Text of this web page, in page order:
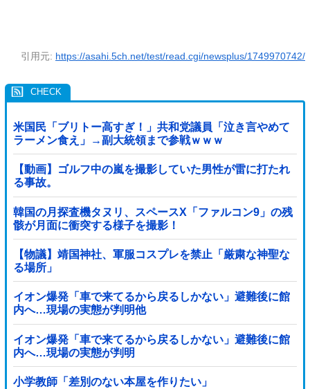
引用元: https://asahi.5ch.net/test/read.cgi/newsplus/1749970742/
米国民「ブリトー高すぎ！」共和党議員「泣き言やめて
ラーメン食え」→副大統領まで参戦ｗｗｗ
【動画】ゴルフ中の嵐を撮影していた男性が雷に打たれ
る事故。
韓国の月探査機タヌリ、スペースX「ファルコン9」の残
骸が月面に衝突する様子を撮影！
【物議】靖国神社、軍服コスプレを禁止「厳粛な神聖な
る場所」
イオン爆発「車で来てるから戻るしかない」避難後に館
内へ…現場の実態が判明他
イオン爆発「車で来てるから戻るしかない」避難後に館
内へ…現場の実態が判明
小学教師「差別のない本屋を作りたい」